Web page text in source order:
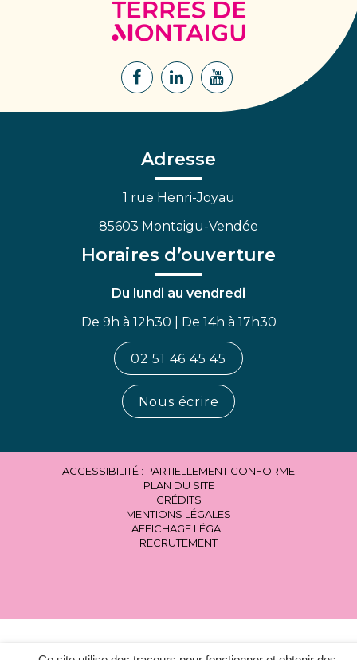
Terres
de
Montaigu
Lien
Facebook
Lien
Lien
Adresse
1 rue Henri-Joyau
85603 Montaigu-Vendée
Horaires d’ouverture
Du lundi au vendredi
De 9h à 12h30 | De 14h à 17h30
02 51 46 45 45
Nous écrire
ACCESSIBILITÉ : PARTIELLEMENT CONFORME
PLAN DU SITE
CRÉDITS
MENTIONS LÉGALES
AFFICHAGE LÉGAL
RECRUTEMENT